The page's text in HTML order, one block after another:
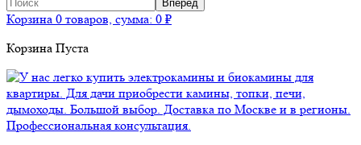
Корзина 0 товаров, сумма: 0 ₽
Корзина Пуста